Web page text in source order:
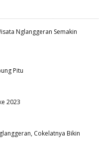
Nglanggeran Semakin
Pitu
2023
Cokelatnya Bikin